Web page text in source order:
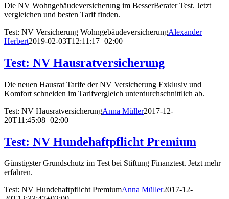
Die NV Wohngebäudeversicherung im BesserBerater Test. Jetzt
vergleichen und besten Tarif finden.
Test: NV Versicherung WohngebäudeversicherungAlexander
Herbert2019-02-03T12:11:17+02:00
Test: NV Hausratversicherung
Die neuen Hausrat Tarife der NV Versicherung Exklusiv und
Komfort schneiden im Tarifvergleich unterdurchschnittlich ab.
Test: NV HausratversicherungAnna Müller2017-12-
20T11:45:08+02:00
Test: NV Hundehaftpflicht Premium
Günstigster Grundschutz im Test bei Stiftung Finanztest. Jetzt mehr
erfahren.
Test: NV Hundehaftpflicht PremiumAnna Müller2017-12-